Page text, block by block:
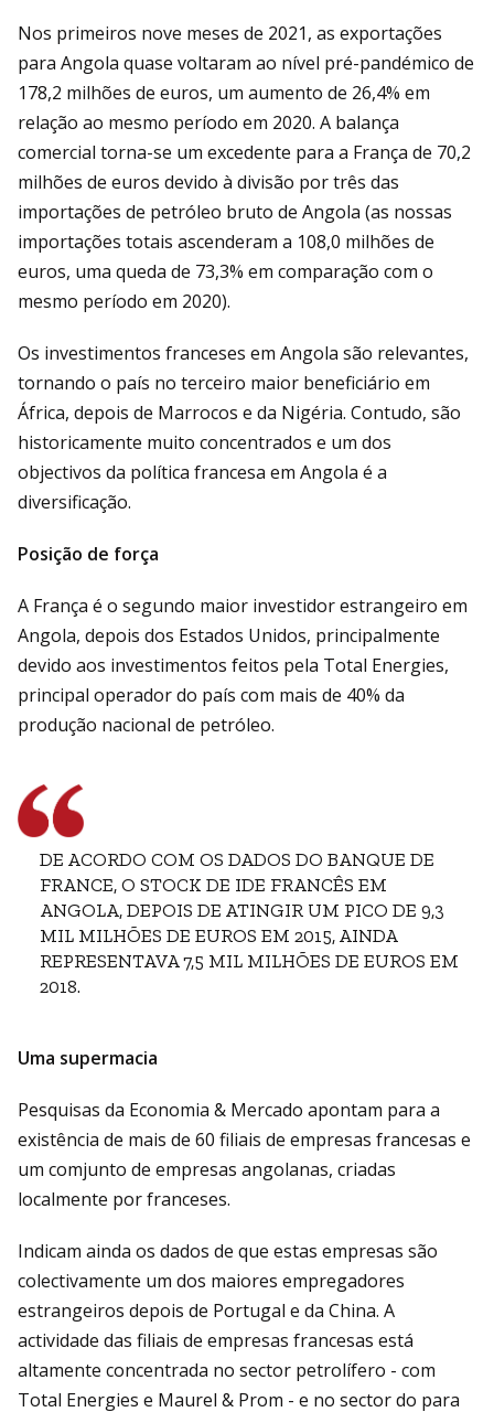
Nos primeiros nove meses de 2021, as exportações
para Angola quase voltaram ao nível pré-pandémico de
178,2 milhões de euros, um aumento de 26,4% em
relação ao mesmo período em 2020. A balança
comercial torna-se um excedente para a França de 70,2
milhões de euros devido à divisão por três das
importações de petróleo bruto de Angola (as nossas
importações totais ascenderam a 108,0 milhões de
euros, uma queda de 73,3% em comparação com o
mesmo período em 2020).
Os investimentos franceses em Angola são relevantes,
tornando o país no terceiro maior beneficiário em
África, depois de Marrocos e da Nigéria. Contudo, são
historicamente muito concentrados e um dos
objectivos da política francesa em Angola é a
diversificação.
Posição de força
A França é o segundo maior investidor estrangeiro em
Angola, depois dos Estados Unidos, principalmente
devido aos investimentos feitos pela Total Energies,
principal operador do país com mais de 40% da
produção nacional de petróleo.
DE ACORDO COM OS DADOS DO BANQUE DE
FRANCE, O STOCK DE IDE FRANCÊS EM
ANGOLA, DEPOIS DE ATINGIR UM PICO DE 9,3
MIL MILHÕES DE EUROS EM 2015, AINDA
REPRESENTAVA 7,5 MIL MILHÕES DE EUROS EM
2018.
Uma supermacia
Pesquisas da Economia & Mercado apontam para a
existência de mais de 60 filiais de empresas francesas e
um comjunto de empresas angolanas, criadas
localmente por franceses.
Indicam ainda os dados de que estas empresas são
colectivamente um dos maiores empregadores
estrangeiros depois de Portugal e da China. A
actividade das filiais de empresas francesas está
altamente concentrada no sector petrolífero - com
Total Energies e Maurel & Prom - e no sector do para